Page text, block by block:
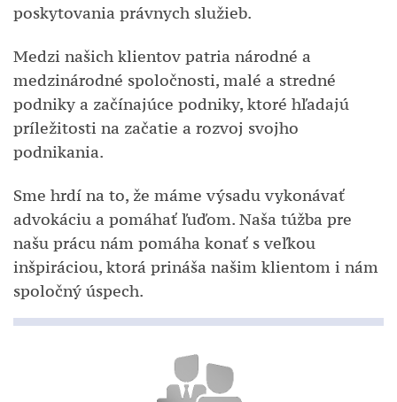
poskytovania právnych služieb.
Medzi našich klientov patria národné a
medzinárodné spoločnosti, malé a stredné
podniky a začínajúce podniky, ktoré hľadajú
príležitosti na začatie a rozvoj svojho
podnikania.
Sme hrdí na to, že máme výsadu vykonávať
advokáciu a pomáhať ľuďom. Naša túžba pre
našu prácu nám pomáha konať s veľkou
inšpiráciou, ktorá prináša našim klientom i nám
spoločný úspech.